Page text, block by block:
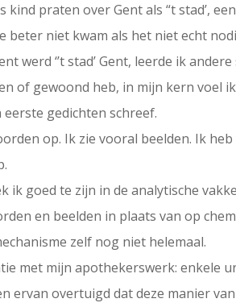
praten over Gent als “t stad’,
beter niet kwam als het niet echt
werd ‘’t stad’ Gent, leerde ik
of gewoond heb, in mijn kern voel
gedichten schreef.
op. Ik zie vooral beelden. Ik
goed te zijn in de analytische
en beelden in plaats van op
zelf nog niet helemaal.
met mijn apothekerswerk: enkele
ervan overtuigd dat deze manier